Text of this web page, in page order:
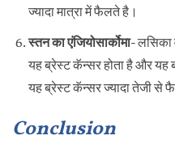
ज्यादा मात्रा में फैलते है।
स्तन का एंजियोसार्कोमा-लसिका
यह ब्रेस्ट कॅन्सर होता है और यह
यह ब्रेस्ट कॅन्सर ज्यादा तेजी से
Conclusion